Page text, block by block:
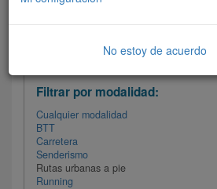
Filtrar las rutas
Filtrar por modalidad:
Cualquier modalidad
BTT
Carretera
Senderismo
Rutas urbanas a pie
Running
No estoy de acuerdo